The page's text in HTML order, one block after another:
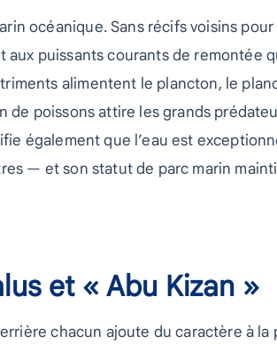
océanique. Sans récifs voisins pour
puissants courants de remontée
alimentent le plancton, le
de poissons attire les grands
également que l’eau est
— et son statut de parc marin
et « Abu Kizan »
chacun ajoute du caractère à la